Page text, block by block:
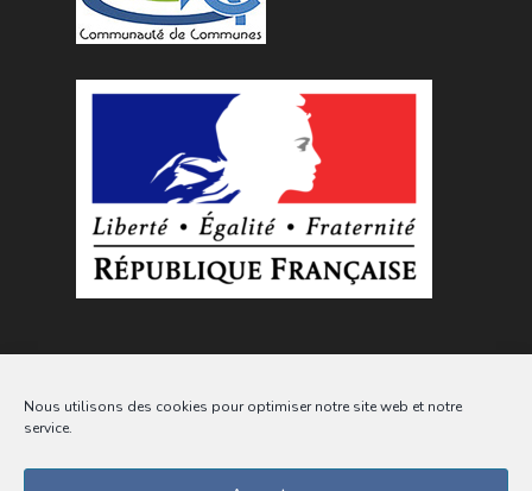
Nous utilisons des cookies pour optimiser notre site web et notre
service.